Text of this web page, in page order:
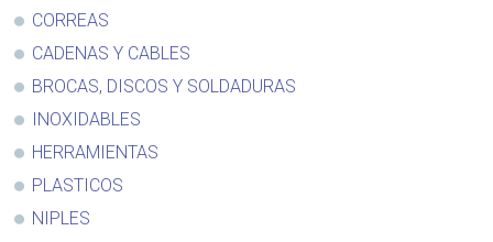
CORREAS
CADENAS Y CABLES
BROCAS, DISCOS Y SOLDADURAS
INOXIDABLES
HERRAMIENTAS
PLASTICOS
NIPLES